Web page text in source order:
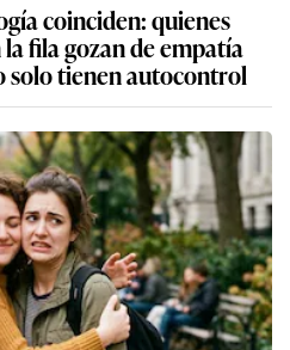
coinciden: quienes
fila gozan de empatía
solo tienen autocontrol